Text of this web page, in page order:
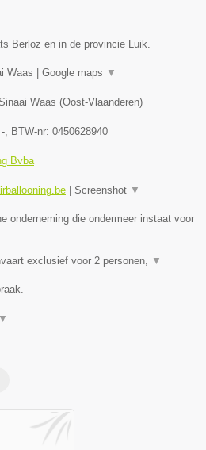
Berloz en in de provincie Luik.
Waas | Google maps ▼
Waas (Oost-Vlaanderen)
- , BTW-nr: 0450628940
Bvba
| Screenshot ▼
onderneming die ondermeer instaat voor
exclusief voor 2 personen, ▼
▼